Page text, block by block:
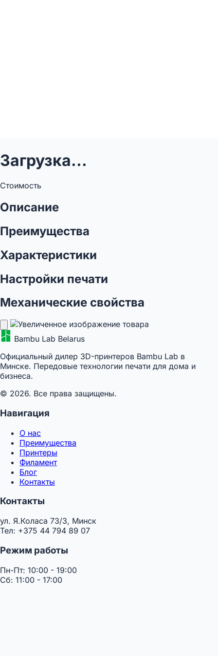
Загрузка...
Стоимость
Описание
Преимущества
Характеристики
Настройки печати
Механические свойства
Bambu Lab Belarus
Официальный дилер 3D-принтеров Bambu Lab в
Минске. Передовые технологии печати для дома и
бизнеса.
© 2026. Все права защищены.
Навигация
О нас
Преимущества
Принтеры
Филамент
Блог
Контакты
Контакты
ул. Я.Коласа 73/3, Минск
Тел: +375 44 794 89 07
Режим работы
Пн-Пт: 10:00 - 19:00
Сб: 11:00 - 17:00